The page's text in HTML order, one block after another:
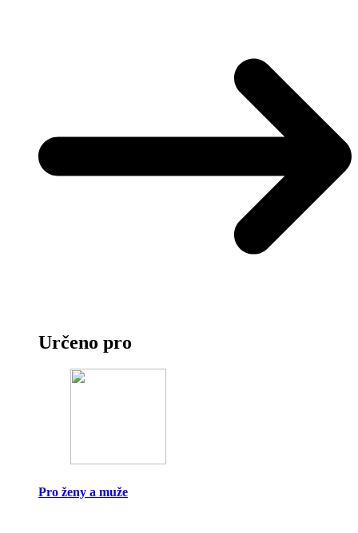
Určeno pro
Pro ženy a muže